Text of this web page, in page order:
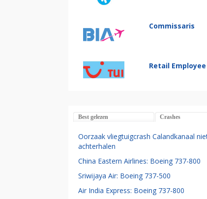
Commissaris
Retail Employee
Best gelezen Crashes
Oorzaak vliegtuigcrash Calandkanaal
achterhalen
China Eastern Airlines: Boeing 737-800
Sriwijaya Air: Boeing 737-500
Air India Express: Boeing 737-800